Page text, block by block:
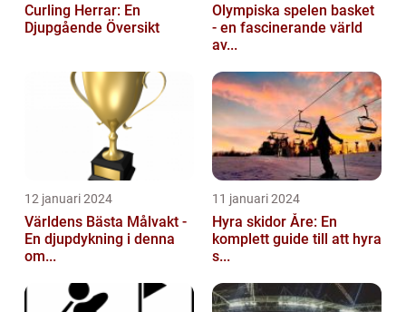
Curling Herrar: En
Djupgående Översikt
Olympiska spelen basket
- en fascinerande värld
av...
12 januari 2024
Världens Bästa Målvakt -
En djupdykning i denna
om...
11 januari 2024
Hyra skidor Åre: En
komplett guide till att hyra
s...